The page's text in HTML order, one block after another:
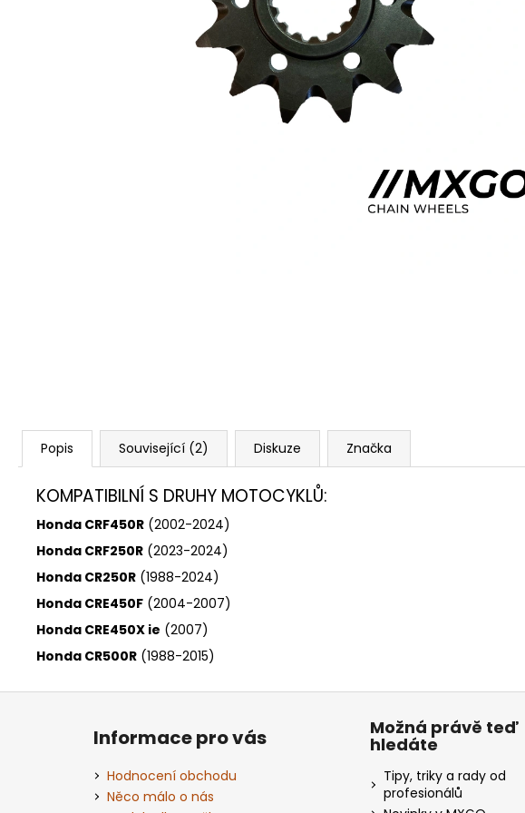
Popis Související (2) Diskuze Značka
KOMPATIBILNÍ S DRUHY MOTOCYKLŮ:
Honda CRF450R (2002-2024)
Honda CRF250R (2023-2024)
Honda CR250R (1988-2024)
Honda CRE450F (2004-2007)
Honda CRE450X ie (2007)
Honda CR500R (1988-2015)
KOLEČKO FANTIC XXF 450 (22-24) E427
KOLEČKO FANTIC
199 Kč
Z
Informace pro vás
Hodnocení obchodu
Něco málo o nás
Možná právě teď
hledáte
Tipy, triky a rady od
profesionálů